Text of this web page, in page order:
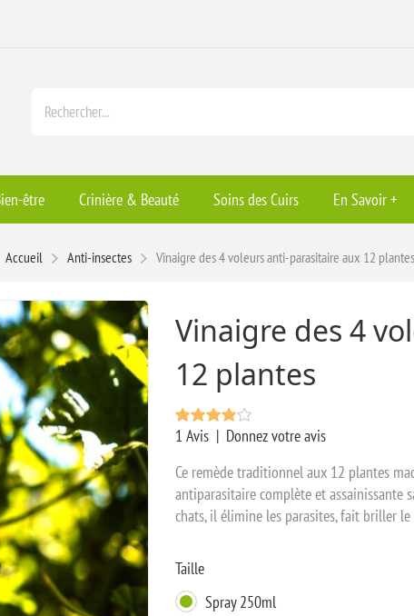
être Crinière & Beauté Soins des Cuirs En Savoir +
Accueil Anti-insectes Vinaigre des 4 voleurs anti-parasitaire aux 12 plantes
Vinaigre des 4
12 plantes
1 Avis | Donnez votre avis
Ce remède traditionnel aux 12 plantes
antiparasitaire complète et assainissante
chats, il élimine les parasites, fait briller
Taille
Spray 250ml